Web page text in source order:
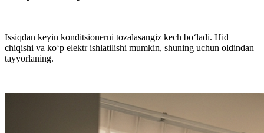
Issiqdan keyin konditsionerni tozalasangiz kech bo‘ladi. Hid
chiqishi va ko‘p elektr ishlatilishi mumkin, shuning uchun oldindan
tayyorlaning.